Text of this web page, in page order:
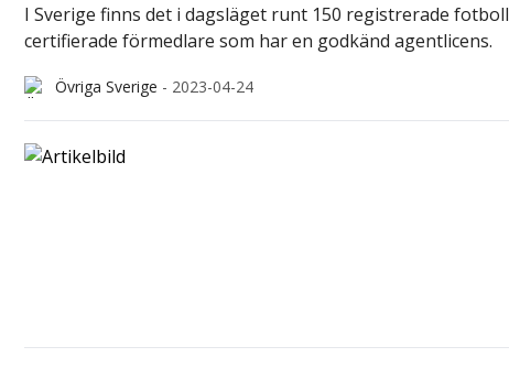
I Sverige finns det i dagsläget runt 150 registrerade
certifierade förmedlare som har en godkänd agentlicens.
Övriga Sverige - 2023-04-24